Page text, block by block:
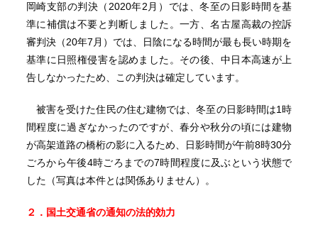
岡崎支部の判決（2020年2月）では、冬至の日影時間を基
準に補償は不要と判断しました。一方、名古屋高裁の控訴
審判決（20年7月）では、日陰になる時間が最も長い時期を
基準に日照権侵害を認めました。その後、中日本高速が上
告しなかったため、この判決は確定しています。
被害を受けた住民の住む建物では、冬至の日影時間は1時
間程度に過ぎなかったのですが、春分や秋分の頃には建物
が高架道路の橋桁の影に入るため、日影時間が午前8時30分
ごろから午後4時ごろまでの7時間程度に及ぶという状態で
した（写真は本件とは関係ありません）。
２．国土交通省の通知の法的効力